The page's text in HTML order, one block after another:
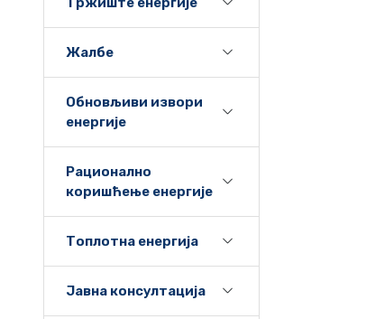
Жалбе
Обновљиви извори
енергије
Рационално
коришћење енергије
Топлотна енергија
Јавна консултација